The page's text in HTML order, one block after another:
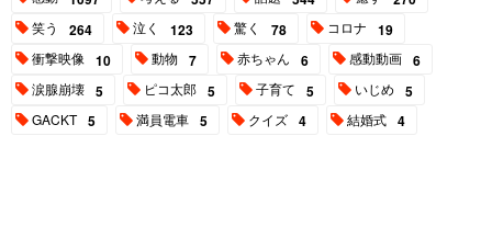
笑う 264 泣く 123 驚く 78 コロナ 19
衝撃映像 10 動物 7 赤ちゃん 6 感動動画 6
涙腺崩壊 5 ピコ太郎 5 子育て 5 いじめ 5
GACKT 5 満員電車 5 クイズ 4 結婚式 4